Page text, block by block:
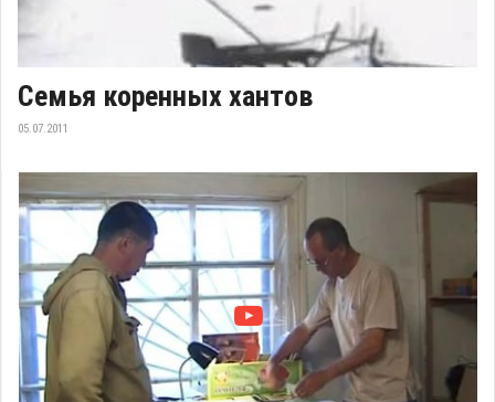
Семья коренных хантов
05.07.2011